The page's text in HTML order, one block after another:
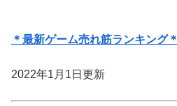
＊最新ゲーム売れ筋ランキング＊
2022年1月1日更新